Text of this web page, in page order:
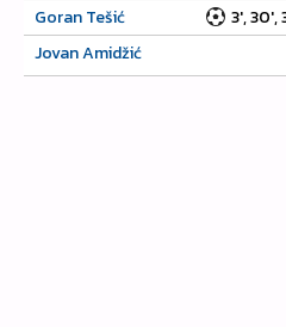
Goran Tešić
3', 30',
Jovan Amidžić